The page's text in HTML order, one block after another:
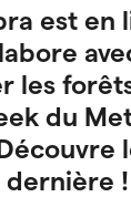
est en
les
du
dernière !